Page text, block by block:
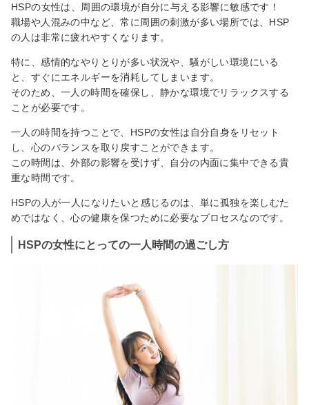
HSPの女性は、周囲の環境が自分に与える影響に敏感です！
職場や人混みの中など、常に周囲の刺激が多い場所では、HSP
の人は非常に疲れやすくなります。
特に、感情的なやりとりが多い状況や、騒がしい環境にいる
と、すぐにエネルギーを消耗してしまいます。
そのため、一人の時間を確保し、静かな環境でリラックスする
ことが必要です。
一人の時間を持つことで、HSPの女性は自分自身をリセット
し、心のバランスを取り戻すことができます。
この時間は、外部の影響を受けず、自分の内面に集中できる貴
重な時間です。
HSPの人が一人になりたいと感じるのは、単に孤独を楽しむた
めではなく、心の健康を保つために必要なプロセスなのです。
HSPの女性にとっての一人時間の過ごし方